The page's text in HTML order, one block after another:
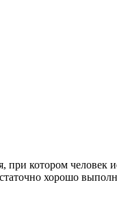
котором человек
хорошо